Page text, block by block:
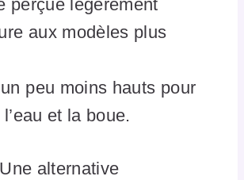
perçue légèrement
aux modèles plus
peu moins hauts pour
et la boue.
Une alternative